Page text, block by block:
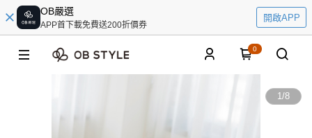
OB嚴選
APP首下載免費送200折價券
開啟APP
0
1/8